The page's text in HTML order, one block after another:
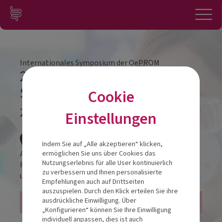
Zum Inhalt springen
Konto
Internationales Symposium der OePROM
21. Internationales
Symposium der OePROM
22.11.2025
Austria Trend Hotel Savoyen Vienna
Rennweg 161030Wien
und als online-LIVESTREAM!
5 FFP Punkte
Cookie
Einstellungen
Indem Sie auf „Alle akzeptieren“ klicken,
ermöglichen Sie uns über Cookies das
Nutzungserlebnis für alle User kontinuierlich
zu verbessern und Ihnen personalisierte
Empfehlungen auch auf Drittseiten
auszuspielen. Durch den Klick erteilen Sie ihre
ausdrückliche Einwilligung. Über
„Konfigurieren“ können Sie Ihre Einwilligung
individuell anpassen, dies ist auch